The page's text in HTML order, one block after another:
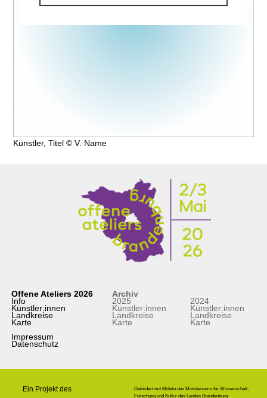
Künstler, Titel © V. Name
Offene Ateliers 2026
Info
Künstler:innen
Landkreise
Karte
Impressum
Datenschutz
Archiv
2025
Künstler:innen
Landkreise
Karte
2024
Künstler:innen
Landkreise
Karte
Ein Projekt des
Gefördert mit Mitteln des Ministeriums für Wissenschaft,
Forschung und Kultur des Landes Brandenburg